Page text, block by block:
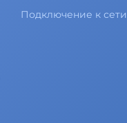
Подключение к сети